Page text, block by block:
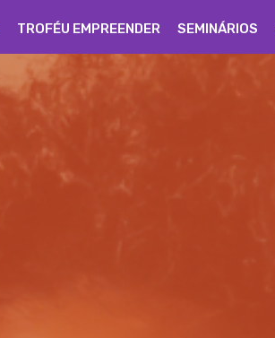
TROFÉU EMPREENDER SEMINÁRIOS